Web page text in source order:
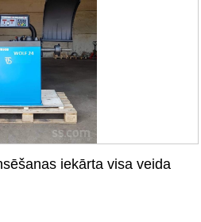
iekārta visa veida